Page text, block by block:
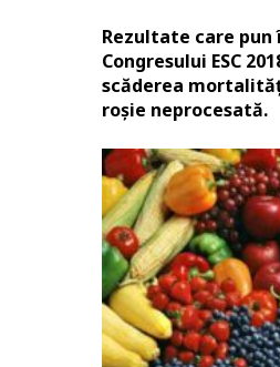
Rezultate care
Congresului ESC
scăderea
roșie neprocesată.